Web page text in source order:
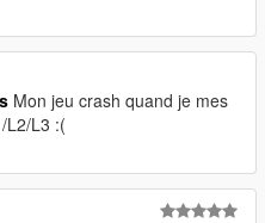
Mon jeu crash quand je mes
L2/L3 :(